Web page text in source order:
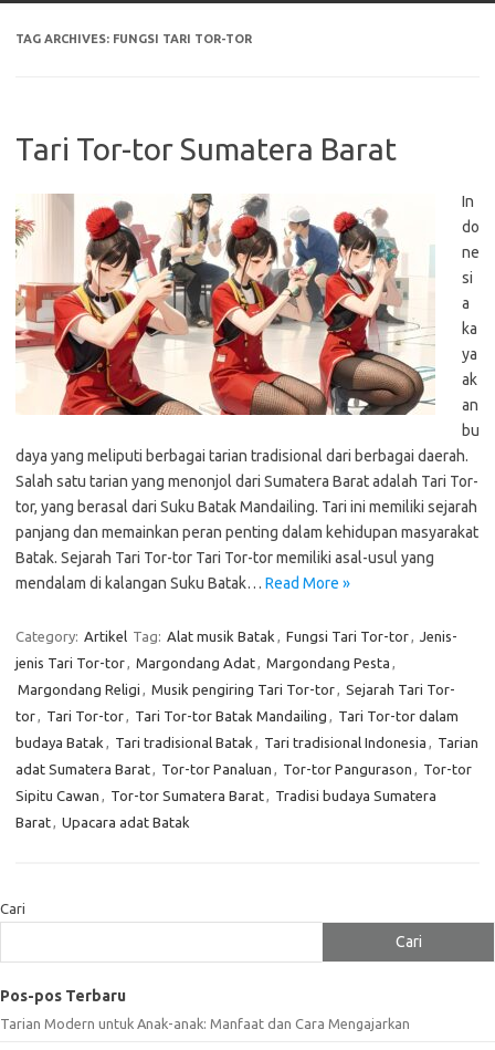
TAG ARCHIVES: FUNGSI TARI TOR-TOR
Tari Tor-tor Sumatera Barat
In
do
ne
si
a
ka
ya
ak
an
bu
daya yang meliputi berbagai tarian tradisional dari berbagai daerah.
Salah satu tarian yang menonjol dari Sumatera Barat adalah Tari Tor-
tor, yang berasal dari Suku Batak Mandailing. Tari ini memiliki sejarah
panjang dan memainkan peran penting dalam kehidupan masyarakat
Batak. Sejarah Tari Tor-tor Tari Tor-tor memiliki asal-usul yang
mendalam di kalangan Suku Batak… Read More »
Category: Artikel Tag: Alat musik Batak , Fungsi Tari Tor-tor, Jenis-
jenis Tari Tor-tor, Margondang Adat, Margondang Pesta ,
Margondang Religi , Musik pengiring Tari Tor-tor, Sejarah Tari Tor-
tor, Tari Tor-tor, Tari Tor-tor Batak Mandailing , Tari Tor-tor dalam
budaya Batak , Tari tradisional Batak , Tari tradisional Indonesia , Tarian
adat Sumatera Barat, Tor-tor Panaluan , Tor-tor Pangurason , Tor-tor
Sipitu Cawan , Tor-tor Sumatera Barat, Tradisi budaya Sumatera
Barat, Upacara adat Batak
Cari
Cari
Pos-pos Terbaru
Tarian Modern untuk Anak-anak: Manfaat dan Cara Mengajarkan